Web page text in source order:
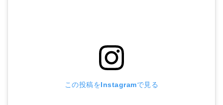
この投稿をInstagramで見る